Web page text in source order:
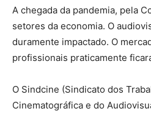
A chegada da pandemia, pela
setores da economia. O
duramente impactado. O
profissionais praticamente
O Sindcine (Sindicato dos
Cinematográfica e do